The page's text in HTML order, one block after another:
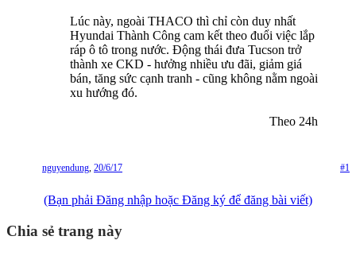
Lúc này, ngoài THACO thì chỉ còn duy nhất
Hyundai Thành Công cam kết theo đuổi việc lắp
ráp ô tô trong nước. Động thái đưa Tucson trở
thành xe CKD - hưởng nhiều ưu đãi, giảm giá
bán, tăng sức cạnh tranh - cũng không nằm ngoài
xu hướng đó.
Theo 24h​
#1
nguyendung 20/6/17
(Bạn phải Đăng nhập hoặc Đăng ký để đăng bài viết)
Chia sẻ trang này